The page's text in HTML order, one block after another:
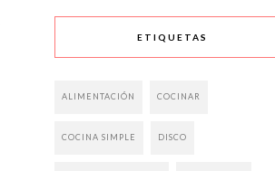
ETIQUETAS
ALIMENTACIÓN COCINAR
COCINA SIMPLE DISCO